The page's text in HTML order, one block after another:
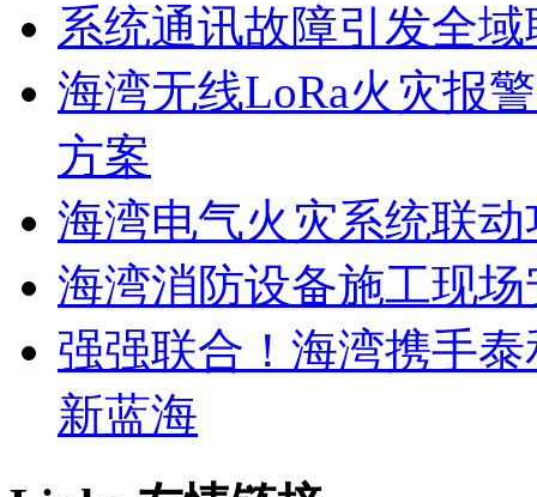
系统通讯故障引发全
海湾无线LoRa火灾报
方案
海湾电气火灾系统联
海湾消防设备施工现
强强联合！海湾携手
新蓝海